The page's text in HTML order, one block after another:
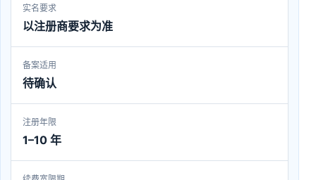
实名要求
以注册商要求为准
备案适用
待确认
注册年限
1–10 年